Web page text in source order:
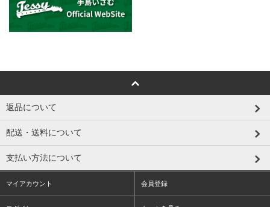
返品について
配送・送料について
支払い方法について
マイアカウント 会員登録